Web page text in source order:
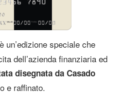
un’edizione speciale che
dell’azienda finanziaria ed
disegnata da Casado
e raffinato.